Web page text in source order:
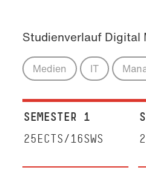
Studienverlauf Digital
Medien IT
SEMESTER 1
25ECTS/16SWS